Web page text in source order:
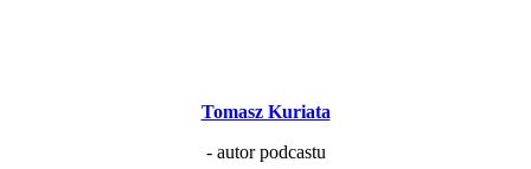
Tomasz Kuriata
- autor podcastu